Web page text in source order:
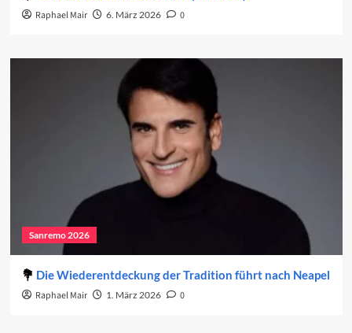
Raphael Mair 6. März 2026 0
Sanremo 2026
Die Wiederentdeckung der Tradition führt nach Neapel
Raphael Mair 1. März 2026 0